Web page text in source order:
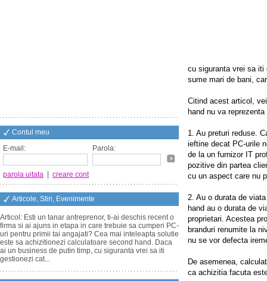
Contul meu
E-mail:
Parola:
parola uitata creare cont
Articole, Stiri, Evenimente
Articol: Esti un tanar antreprenor, ti-ai deschis recent o
firma si ai ajuns in etapa in care trebuie sa cumperi PC-
uri pentru primii tai angajati? Cea mai inteleapta solutie
este sa achizitionezi calculatoare second hand. Daca
ai un business de putin timp, cu siguranta vrei sa iti
gestionezi cat...
cu siguranta vrei sa
sume mari de bani,
Citind acest articol,
hand nu va
1. Au preturi reduse.
ieftine decat PC-urile
de la un furnizor IT
pozitive din partea
cu un aspect care nu
2. Au o durata de
hand au o durata de
proprietari. Acestea
branduri renumite la
nu se vor defecta
De asemenea,
ca achizitia facuta